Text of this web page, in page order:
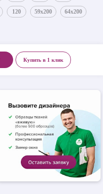
120 59x200 64x200
Купить в 1 клик